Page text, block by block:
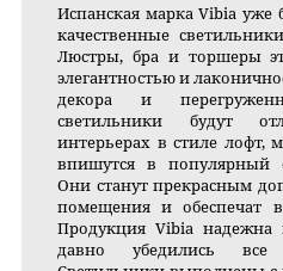
Испанская марка Vibia уже
качественные
Люстры, бра и торшеры
элегантностью и
декора и
светильники будут
интерьерах в стиле лофт,
впишутся в популярный
Они станут прекрасным
помещения и обеспечат
Продукция Vibia
давно убедились